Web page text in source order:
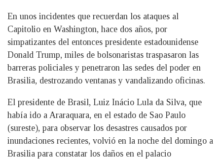
En unos incidentes que recuerdan los ataques al
Capitolio en Washington, hace dos años, por
simpatizantes del entonces presidente estadounidense
Donald Trump, miles de bolsonaristas traspasaron las
barreras policiales y penetraron las sedes del poder en
Brasilia, destrozando ventanas y vandalizando oficinas.
El presidente de Brasil, Luiz Inácio Lula da Silva, que
había ido a Araraquara, en el estado de Sao Paulo
(sureste), para observar los desastres causados por
inundaciones recientes, volvió en la noche del domingo a
Brasilia para constatar los daños en el palacio